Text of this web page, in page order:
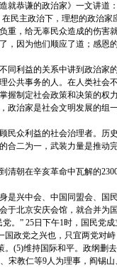
就恭谦的政治家》一文讲道
民主政治下，理想的政治
重，给无辜民众造成的伤害
，因为他们顺应了道；感恩
利益的关系中讲到政治家的
共事务的人。在人类社会
握制定社会政策和决策的权
政治家是社会文明发展的组
众利益的社会治理者。历
合二为一，武装力量是推动
朝在辛亥革命中瓦解的
兴中会、中国同盟会、国
于北京安庆会馆，就合并为
。” 25日下午1时，国民党
政党之兴也，只宜两党对
(5)维持国际和平。政纲删
宋教仁等9人为理事，阎锡